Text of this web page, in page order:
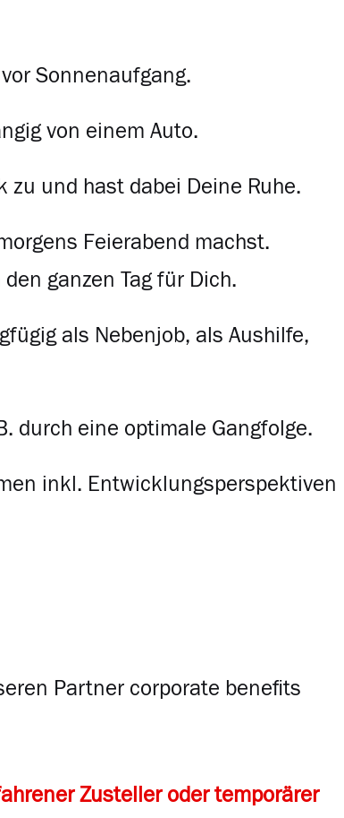
Sonnenaufgang.
von einem Auto.
zu und hast dabei Deine Ruhe.
Feierabend machst.
ganzen Tag für Dich.
als Nebenjob, als Aushilfe,
durch eine optimale Gangfolge.
inkl. Entwicklungsperspektiven
Partner corporate benefits
Zusteller oder temporärer